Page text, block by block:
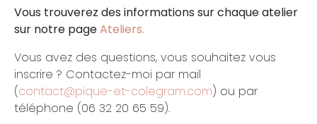
Vous trouverez des informations sur chaque atelier
sur notre pageAteliers.
Vous avez des questions, vous souhaitez vous
inscrire ? Contactez-moi par mail
(contact@pique-et-colegram.com) ou par
téléphone (06 32 20 65 59).